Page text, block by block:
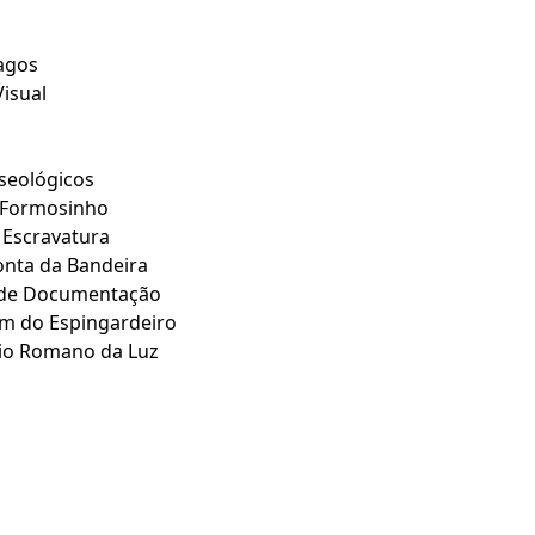
da Bandeira
Documentação
do Espingardeiro
Romano da Luz